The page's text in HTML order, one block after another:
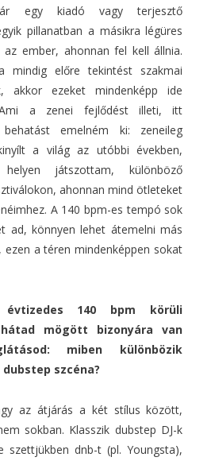
egy kiadó vagy terjesztő
pillanatban a másikra légüres
ember, ahonnan fel kell állnia.
előre tekintést szakmai
akkor ezeket mindenképp ide
a zenei fejlődést illeti, itt
emelném ki: zeneileg
a világ az utóbbi években,
játszottam, különböző
ahonnan mind ötleteket
A 140 bpm-es tempó sok
ad, könnyen lehet átemelni más
ezen a téren mindenképpen sokat
140 bpm körüli
mögött bizonyára van
miben különbözik
szcéna?
az átjárás a két stílus között,
sokban. Klasszik dubstep DJ-k
szettjükben dnb-t (pl. Youngsta),